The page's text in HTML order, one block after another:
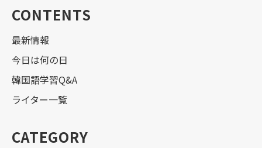
CONTENTS
最新情報
今日は何の日
韓国語学習Q&A
ライター一覧
CATEGORY